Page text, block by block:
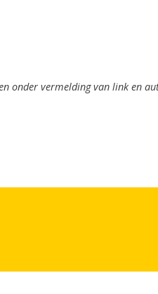
onder vermelding van link en